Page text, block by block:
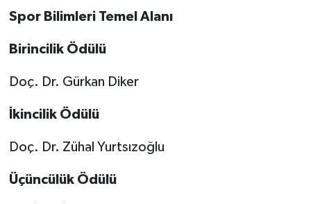
Spor Bilimleri Temel Alanı
Birincilik Ödülü
Doç. Dr. Gürkan Diker
İkincilik Ödülü
Doç. Dr. Zühal Yurtsızoğlu
Üçüncülük Ödülü